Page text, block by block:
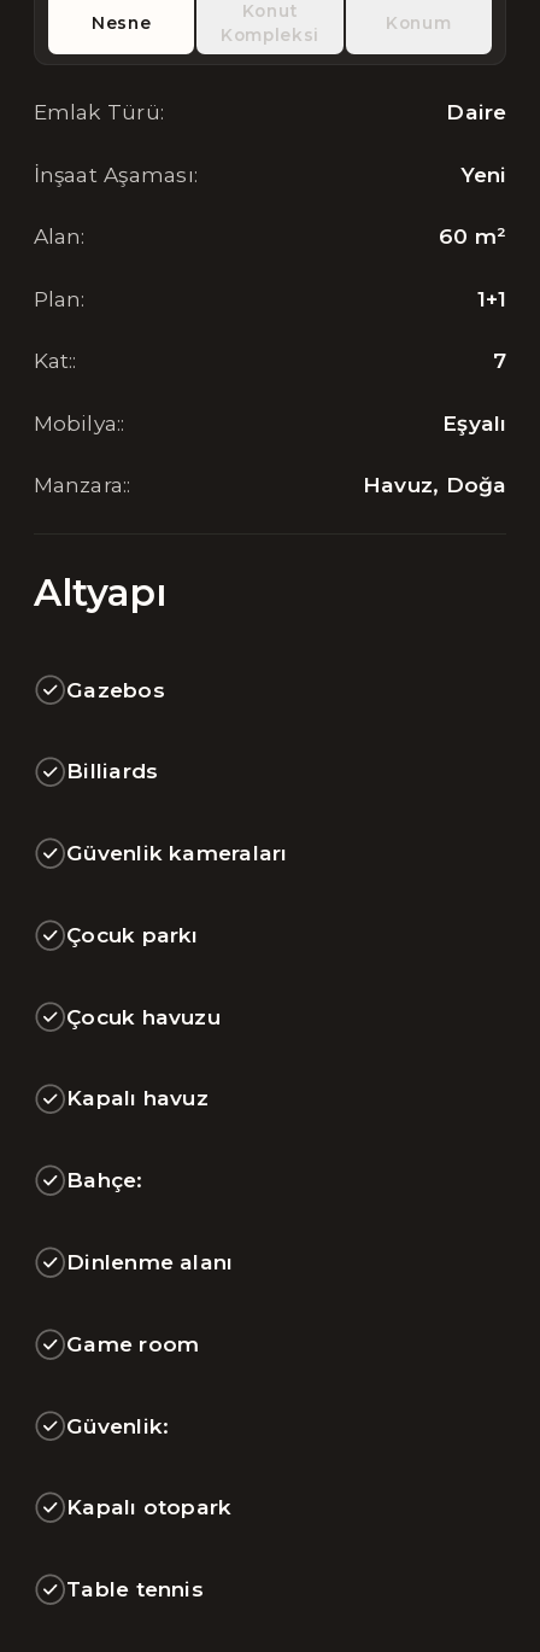
Nesne
Konut
Kompleksi
Konum
Emlak Türü: Daire
İnşaat Aşaması: Yeni
Alan: 60 m²
Plan: 1+1
Kat:: 7
Mobilya:: Eşyalı
Manzara:: Havuz, Doğa
Altyapı
Gazebos
Billiards
Güvenlik kameraları
Çocuk parkı
Çocuk havuzu
Kapalı havuz
Bahçe:
Dinlenme alanı
Game room
Güvenlik:
Kapalı otopark
Table tennis